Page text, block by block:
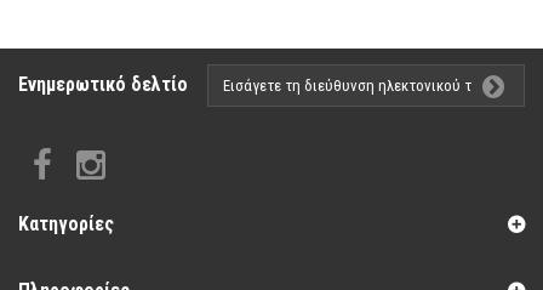
Ενημερωτικό δελτίο
Κατηγορίες